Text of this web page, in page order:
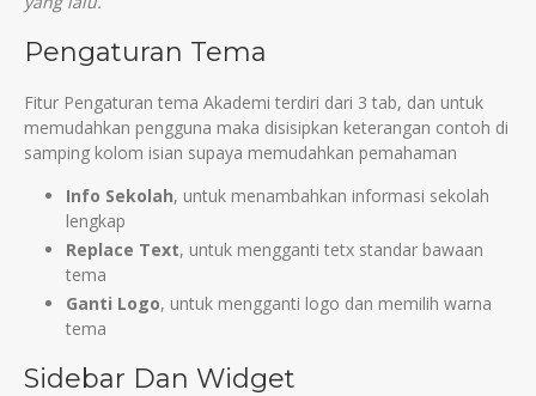
Pengaturan Tema
Fitur Pengaturan tema Akademi terdiri dari 3 tab, dan untuk
memudahkan pengguna maka disisipkan keterangan contoh di
samping kolom isian supaya memudahkan pemahaman
Info Sekolah, untuk menambahkan informasi sekolah
lengkap
Replace Text, untuk mengganti tetx standar bawaan
tema
Ganti Logo, untuk mengganti logo dan memilih warna
tema
Sidebar Dan Widget